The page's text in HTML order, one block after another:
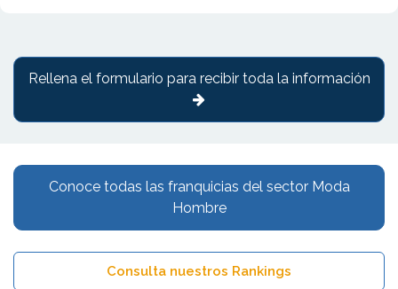
Conoce todas las franquicias del sector Moda
Hombre
Consulta nuestros Rankings